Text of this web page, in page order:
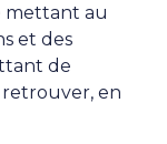
mettant au
et des
de
en